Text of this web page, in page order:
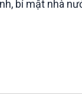
bí mật nhà